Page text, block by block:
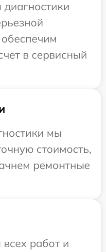
в сервисный
мы
стоимость,
ремонтные
работ и